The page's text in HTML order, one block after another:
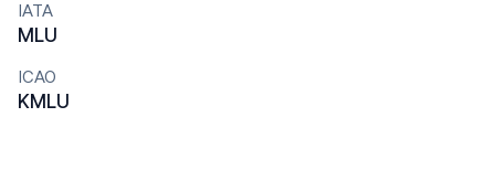
IATA
MLU
ICAO
KMLU